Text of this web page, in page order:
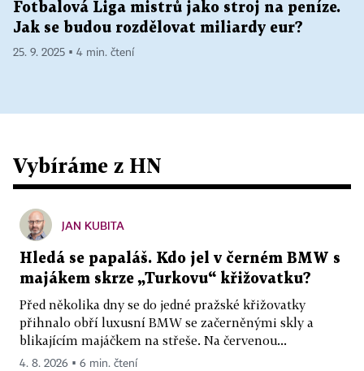
Fotbalová Liga mistrů jako stroj na peníze.
Jak se budou rozdělovat miliardy eur?
25. 9. 2025 ▪ 4 min. čtení
Vybíráme z HN
JAN KUBITA
Hledá se papaláš. Kdo jel v černém BMW s
majákem skrze „Turkovu“ křižovatku?
Před několika dny se do jedné pražské křižovatky
přihnalo obří luxusní BMW se začerněnými skly a
blikajícím majáčkem na střeše. Na červenou...
4. 8. 2026 ▪ 6 min. čtení